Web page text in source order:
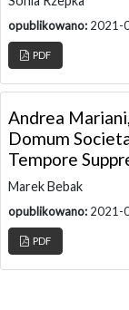
opublikowano: 2021-
PDF
Andrea
Domum
Tempore
Marek Bebak
opublikowano: 2021-
PDF